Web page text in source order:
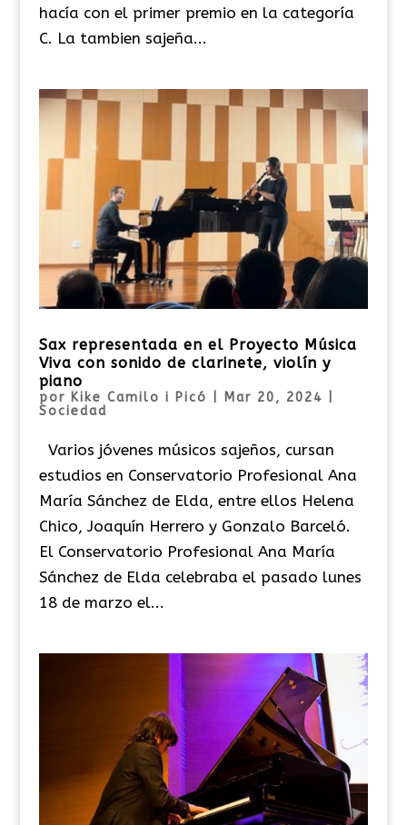
hacía con el primer premio en la categoría
C. La tambien sajeña...
Sax representada en el Proyecto Música
Viva con sonido de clarinete, violín y
piano
por Kike Camilo i Picó Mar 20, 2024
Sociedad
Varios jóvenes músicos sajeños, cursan
estudios en Conservatorio Profesional Ana
María Sánchez de Elda, entre ellos Helena
Chico, Joaquín Herrero y Gonzalo Barceló.
El Conservatorio Profesional Ana María
Sánchez de Elda celebraba el pasado lunes
18 de marzo el...